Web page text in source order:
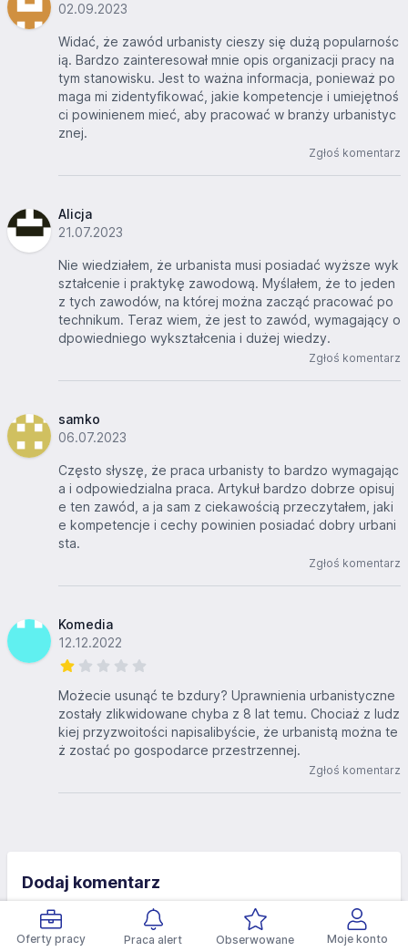
Oferty pracy Praca alert Obserwowane Moje konto
02.09.2023
Widać, że zawód urbanisty cieszy się dużą popularnośc
ią. Bardzo zainteresował mnie opis organizacji pracy na
tym stanowisku. Jest to ważna informacja, ponieważ po
maga mi zidentyfikować, jakie kompetencje i umiejętnoś
ci powinienem mieć, aby pracować w branży urbanistyc
znej.
Zgłoś komentarz
Alicja
21.07.2023
Nie wiedziałem, że urbanista musi posiadać wyższe wyk
ształcenie i praktykę zawodową. Myślałem, że to jeden
z tych zawodów, na której można zacząć pracować po
technikum. Teraz wiem, że jest to zawód, wymagający o
dpowiedniego wykształcenia i dużej wiedzy.
Zgłoś komentarz
samko
06.07.2023
Często słyszę, że praca urbanisty to bardzo wymagając
a i odpowiedzialna praca. Artykuł bardzo dobrze opisuj
e ten zawód, a ja sam z ciekawością przeczytałem, jaki
e kompetencje i cechy powinien posiadać dobry urbani
sta.
Zgłoś komentarz
Komedia
12.12.2022
Możecie usunąć te bzdury? Uprawnienia urbanistyczne
zostały zlikwidowane chyba z 8 lat temu. Chociaż z ludz
kiej przyzwoitości napisalibyście, że urbanistą można te
ż zostać po gospodarce przestrzennej.
Zgłoś komentarz
Dodaj komentarz
Podpis